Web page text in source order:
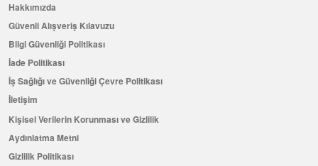
Hakkımızda
Güvenli Alışveriş Kılavuzu
Bilgi Güvenliği Politikası
İade Politikası
İş Sağlığı ve Güvenliği Çevre Politikası
İletişim
Kişisel Verilerin Korunması ve Gizlilik
Aydınlatma Metni
Gizlilik Politikası